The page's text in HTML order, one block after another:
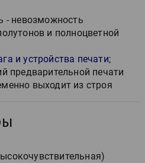
- невозможность
и полноцветной
и устройства печати;
предварительной печати
выходит из строя